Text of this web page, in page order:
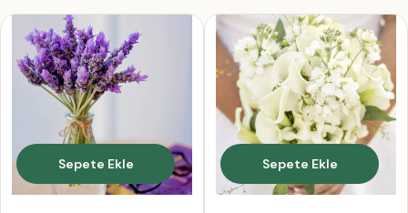
Sepete Ekle Sepete Ekle